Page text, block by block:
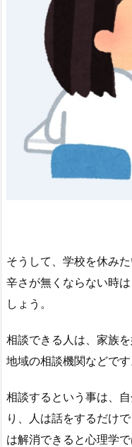
そうして、学校を休み
辛さが無くならない時
しょう。
相談できる人は、家族
地域の相談機関などです
相談するという事は、
り、人は話をするだけ
は解消できると心理学